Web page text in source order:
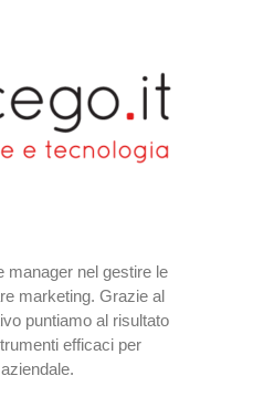
manager nel gestire le
marketing. Grazie al
puntiamo al risultato
efficaci per